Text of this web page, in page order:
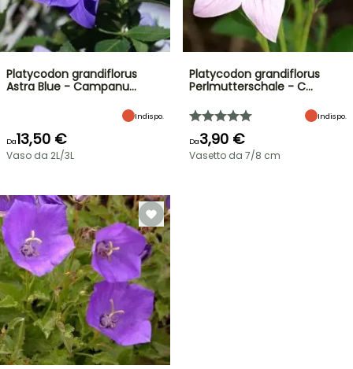
Platycodon grandiflorus
Astra Blue - Campanu…
Indispo.
Da13,50 €
Vaso da 2L/3L
Platycodon grandiflorus
Perlmutterschale - C…
Indispo.
Da3,90 €
Vasetto da 7/8 cm